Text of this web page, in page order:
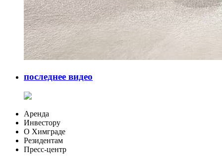
последнее видео
Аренда
Инвестору
О Химграде
Резидентам
Пресс-центр